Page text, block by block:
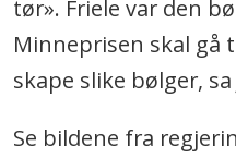
tør». Friele var den
Minneprisen skal gå
skape slike bølger, sa
Se bildene fra